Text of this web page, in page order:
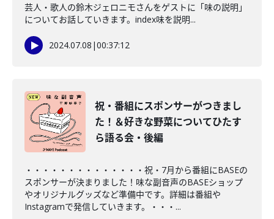
芸人・歌人の鈴木ジェロニモさんをゲストに「味の説明」
についてお話していきます。index味を説明...
2024.07.08 |00:37:12
祝・番組にスポンサーがつきまし
た！＆好きな野菜についてひたす
ら語る会・後編
・・・・・・・・・・・・・・祝・7月から番組にBASEの
スポンサーが決まりました！味な副音声のBASEショップ
やオリジナルグッズなど準備中です。詳細は番組や
Instagramで発信していきます。・・・...